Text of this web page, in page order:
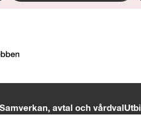
Samverkan, avtal och vårdval